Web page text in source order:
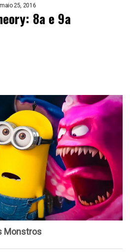
maio 25, 2016
8a e 9a